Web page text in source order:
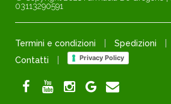
03113290591
Termini e condizioni Spedizioni
Contatti
Privacy Policy